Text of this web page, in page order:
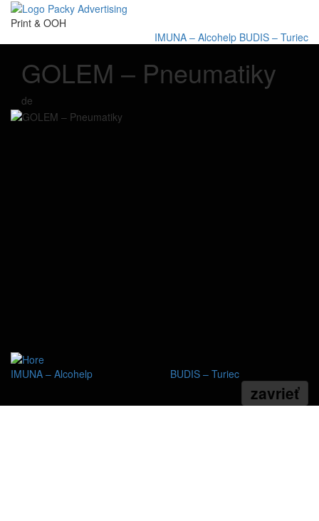
Print & OOH
IMUNA – Alcohelp BUDIS – Turiec
GOLEM – Pneumatiky
de
IMUNA – Alcohelp BUDIS – Turiec
zavrieť